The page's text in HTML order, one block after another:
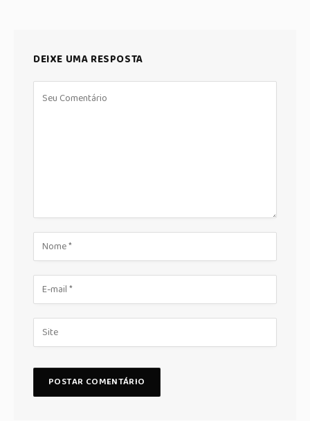
DEIXE UMA RESPOSTA